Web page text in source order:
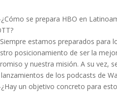
se prepara HBO en
estamos preparados para
posicionamiento de ser la
y nuestra misión. A su vez,
de los podcasts de
un objetivo concreto para